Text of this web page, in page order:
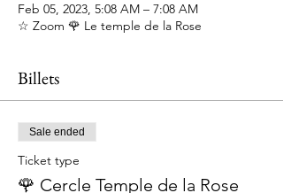
Feb 05, 2023, 5:08 AM – 7:08 AM
☆ Zoom 🌹 Le temple de la Rose
Billets
Sale ended
Ticket type
🌹 Cercle Temple de la Rose